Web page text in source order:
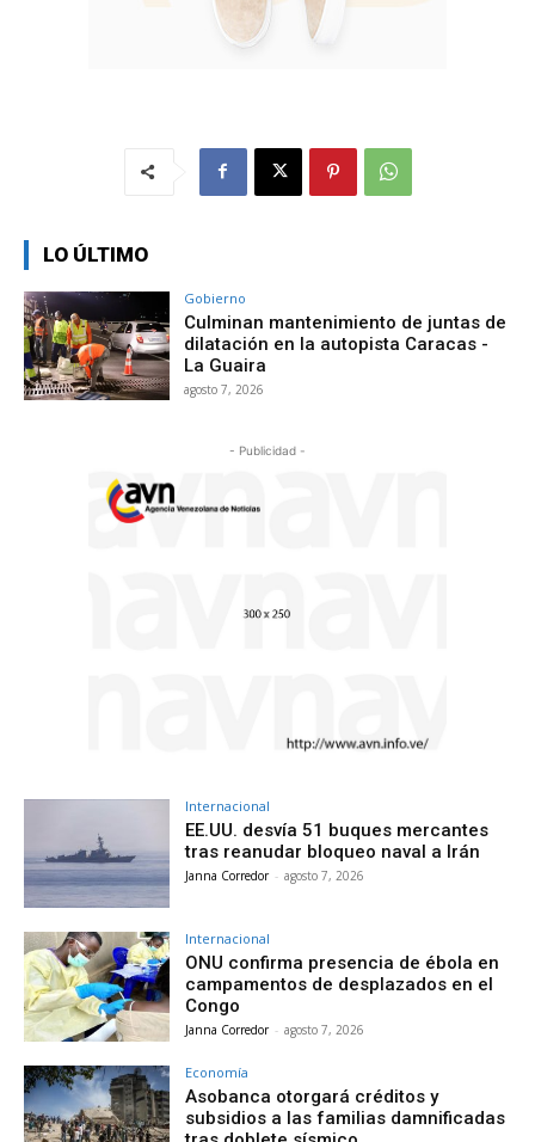
LO ÚLTIMO
Gobierno
Culminan mantenimiento de juntas de
dilatación en la autopista Caracas -
La Guaira
agosto 7, 2026
- Publicidad -
Internacional
EE.UU. desvía 51 buques mercantes
tras reanudar bloqueo naval a Irán
Janna Corredor - agosto 7, 2026
Internacional
ONU confirma presencia de ébola en
campamentos de desplazados en el
Congo
Janna Corredor - agosto 7, 2026
Economía
Asobanca otorgará créditos y
subsidios a las familias damnificadas